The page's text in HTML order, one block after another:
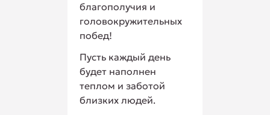
благополучия и
головокружительных
побед!
Пусть каждый день
будет наполнен
теплом и заботой
близких людей.